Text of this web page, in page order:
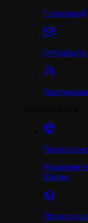
Глоссарий
Отправить
Партнёрам
Прокси
Хроме
Прокси